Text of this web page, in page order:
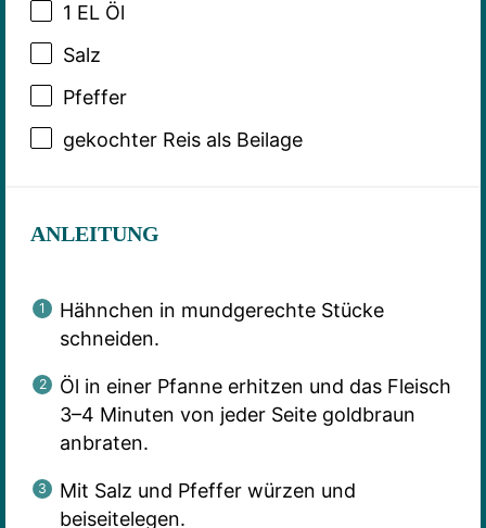
1 EL Öl
Salz
Pfeffer
gekochter Reis als Beilage
ANLEITUNG
Hähnchen in mundgerechte Stücke
schneiden.
Öl in einer Pfanne erhitzen und das Fleisch
3–4 Minuten von jeder Seite goldbraun
anbraten.
Mit Salz und Pfeffer würzen und
beiseitelegen.